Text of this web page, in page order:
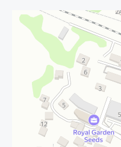
Алматы
Улица Осипенко, 35А на